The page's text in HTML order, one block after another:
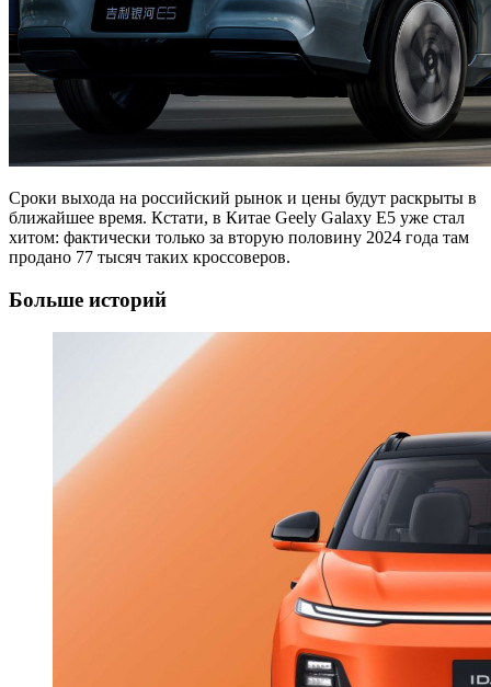
Сроки выхода на российский рынок и цены будут раскрыты в
ближайшее время. Кстати, в Китае Geely Galaxy E5 уже стал
хитом: фактически только за вторую половину 2024 года там
продано 77 тысяч таких кроссоверов.
Больше историй